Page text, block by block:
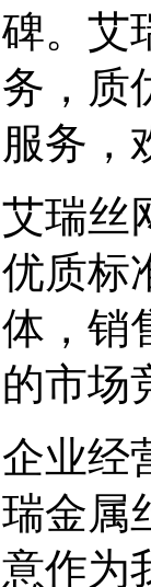
碑。艾
务，质
服务，
艾瑞丝
优质标
体，销
的市场
企业经
瑞金属
意作为